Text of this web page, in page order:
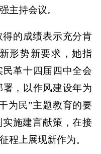
主持会议。
的成绩表示充分肯
形势新要求，她指
革十四届四中全会
，以作风建设年为
为民”主题教育的要
施建言献策，在接
程上展现新作为。